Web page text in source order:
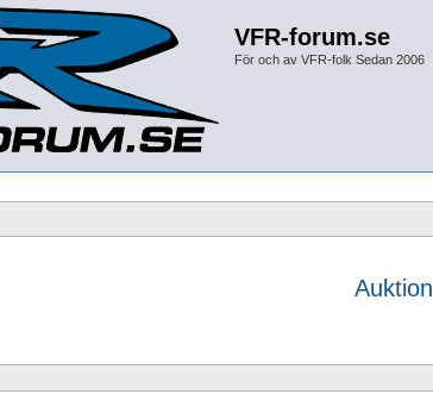
VFR-forum.se
För och av VFR-folk Sedan 2006
Auktion